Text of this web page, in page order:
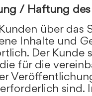
/ Haftung des
über das
Inhalte und
Der Kunde
für die
sind.